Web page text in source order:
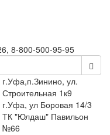
8-800-500-95-95
г.Уфа,п.Зинино, ул.
Строительная 1к9
г.Уфа, ул Боровая 14/3
ТК "Юлдаш" Павильон
№66